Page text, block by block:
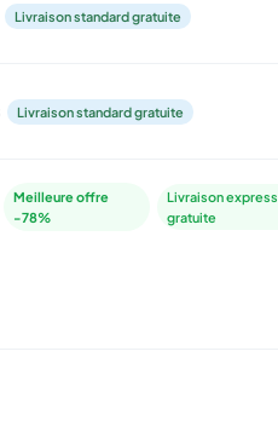
Livraison standard gratuite
Livraison standard gratuite
Meilleure offre
-78%
Livraison express
gratuite